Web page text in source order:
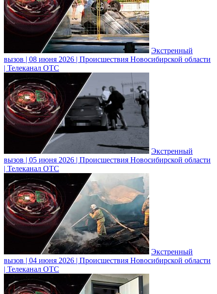
Экстренный
вызов | 08 июня 2026 | Происшествия Новосибирской области
| Телеканал ОТС
Экстренный
вызов | 05 июня 2026 | Происшествия Новосибирской области
| Телеканал ОТС
Экстренный
вызов | 04 июня 2026 | Происшествия Новосибирской области
| Телеканал ОТС